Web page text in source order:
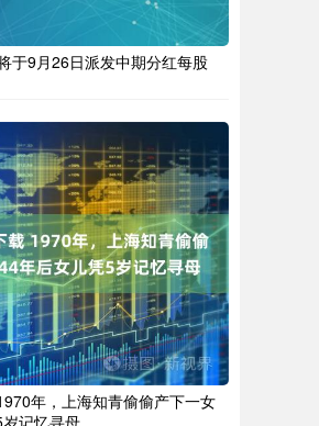
于9月26日派发中期分红每股
年，上海知青偷偷产下一女
记忆寻母